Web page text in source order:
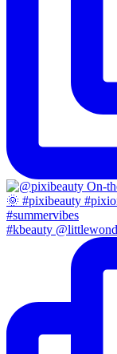
#kbeauty